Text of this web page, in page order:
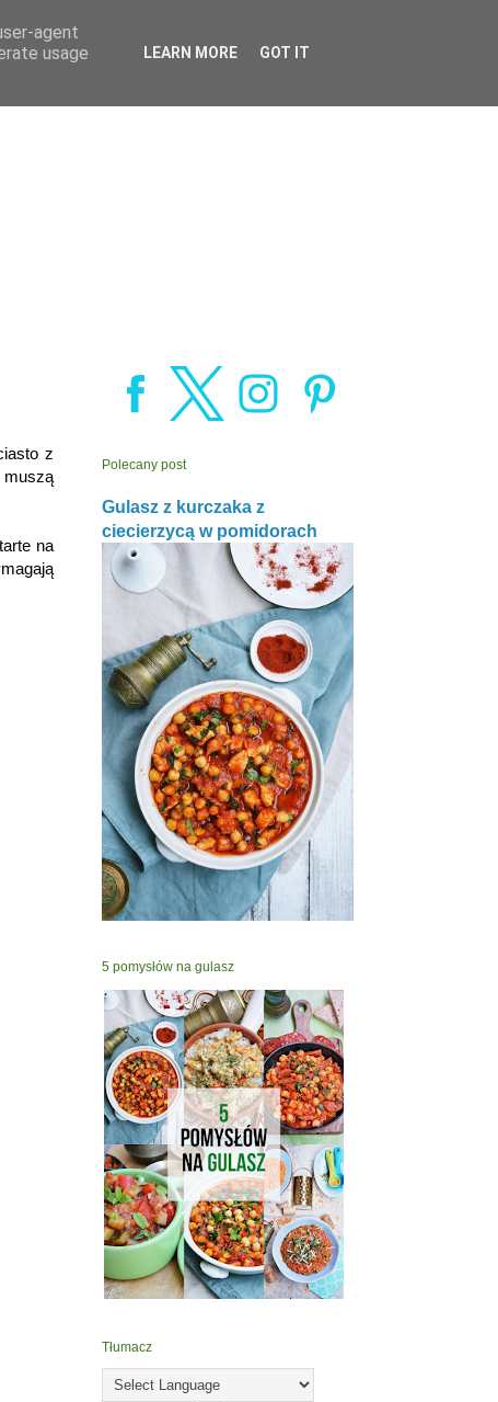
z
na
Polecany post
Gulasz z kurczaka z
ciecierzycą w pomidorach
5 pomysłów na gulasz
Tłumacz
agent
usage
LEARN MORE GOT IT